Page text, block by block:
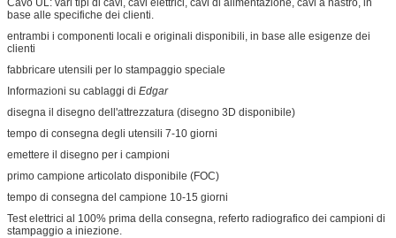
Cavo UL: vari tipi di cavi, cavi elettrici, cavi di alimentazione, cavi a nastro, in
base alle specifiche dei clienti.
entrambi i componenti locali e originali disponibili, in base alle esigenze dei
clienti
fabbricare utensili per lo stampaggio speciale
Informazioni su cablaggi di Edgar
disegna il disegno dell'attrezzatura (disegno 3D disponibile)
tempo di consegna degli utensili 7-10 giorni
emettere il disegno per i campioni
primo campione articolato disponibile (FOC)
tempo di consegna del campione 10-15 giorni
Test elettrici al 100% prima della consegna, referto radiografico dei campioni di
stampaggio a iniezione.